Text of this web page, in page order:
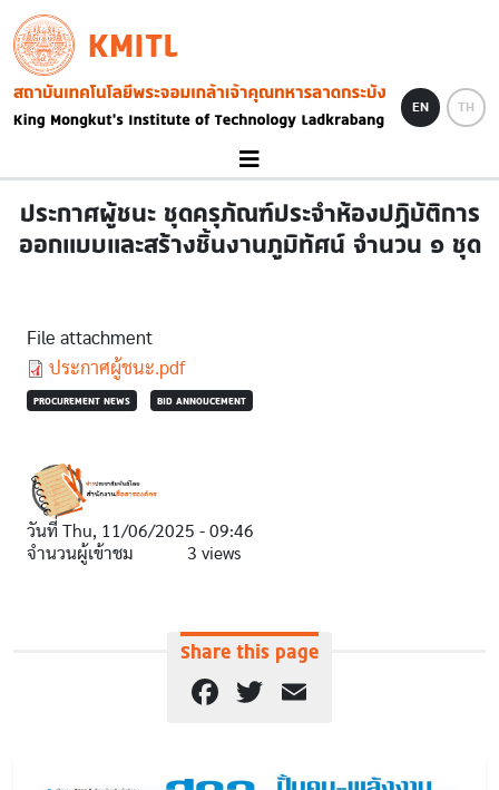
Skip to main content
KMITL
Image
EN TH
ประกาศผู้ชนะ ชุดครุภัณฑ์ประจำห้องปฏิบัติการ
ออกแบบและสร้างชิ้นงานภูมิทัศน์ จำนวน ๑ ชุด
File attachment
Document
ประกาศผู้ชนะ.pdf
PROCUREMENT NEWS BID ANNOUCEMENT
วันที่ Thu, 11/06/2025 - 09:46
จำนวนผู้เข้าชม
3 views
Share this page
Facebook
Twitter